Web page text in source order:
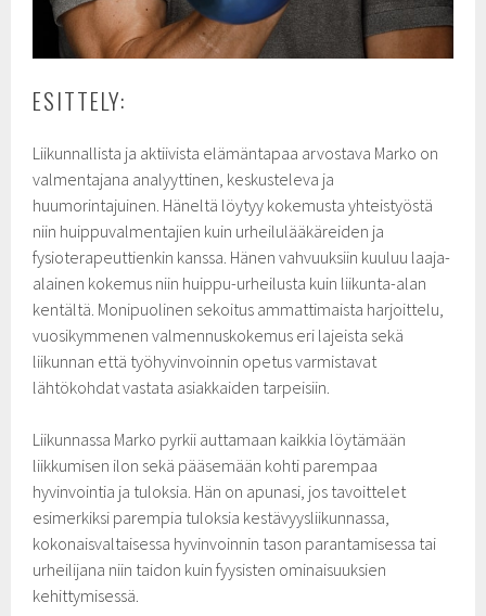
ESITTELY:
Liikunnallista ja aktiivista elämäntapaa arvostava Marko on
valmentajana analyyttinen, keskusteleva ja
huumorintajuinen. Häneltä löytyy kokemusta yhteistyöstä
niin huippuvalmentajien kuin urheilulääkäreiden ja
fysioterapeuttienkin kanssa. Hänen vahvuuksiin kuuluu laaja-
alainen kokemus niin huippu-urheilusta kuin liikunta-alan
kentältä. Monipuolinen sekoitus ammattimaista harjoittelu,
vuosikymmenen valmennuskokemus eri lajeista sekä
liikunnan että työhyvinvoinnin opetus varmistavat
lähtökohdat vastata asiakkaiden tarpeisiin.
Liikunnassa Marko pyrkii auttamaan kaikkia löytämään
liikkumisen ilon sekä pääsemään kohti parempaa
hyvinvointia ja tuloksia. Hän on apunasi, jos tavoittelet
esimerkiksi parempia tuloksia kestävyysliikunnassa,
kokonaisvaltaisessa hyvinvoinnin tason parantamisessa tai
urheilijana niin taidon kuin fyysisten ominaisuuksien
kehittymisessä.